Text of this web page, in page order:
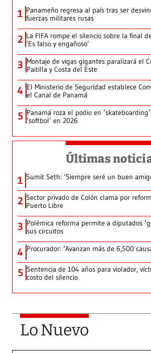
1 Panameño regresa al país tras ser
fuerzas militares rusas
2 La FIFA rompe el silencio sobre la final
‘Es falso y engañoso’
3 Montaje de vigas gigantes paralizará el
Paitilla y Costa del Este
4 El Ministerio de Seguridad establece
el Canal de Panamá
5 Panamá roza el podio en
‘softbol’ en 2026
Últimas
1 Sumit Seth: ‘Siempre seré un buen
2 Sector privado de Colón clama por
Puerto Libre
3 Polémica reforma permite a diputados
sus circuitos
4 Procurador: ‘Avanzan más de 6,500
5 Sentencia de 104 años para violador,
costo del silencio
Lo Nuevo